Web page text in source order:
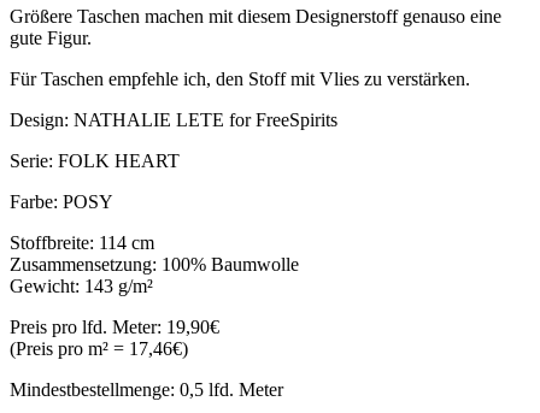
Größere Taschen machen mit diesem Designerstoff genauso eine
gute Figur.
Für Taschen empfehle ich, den Stoff mit Vlies zu verstärken.
Design: NATHALIE LETE for FreeSpirits
Serie: FOLK HEART
Farbe: POSY
Stoffbreite: 114 cm
Zusammensetzung: 100% Baumwolle
Gewicht: 143 g/m²
Preis pro lfd. Meter: 19,90€
(Preis pro m² = 17,46€)
Mindestbestellmenge: 0,5 lfd. Meter